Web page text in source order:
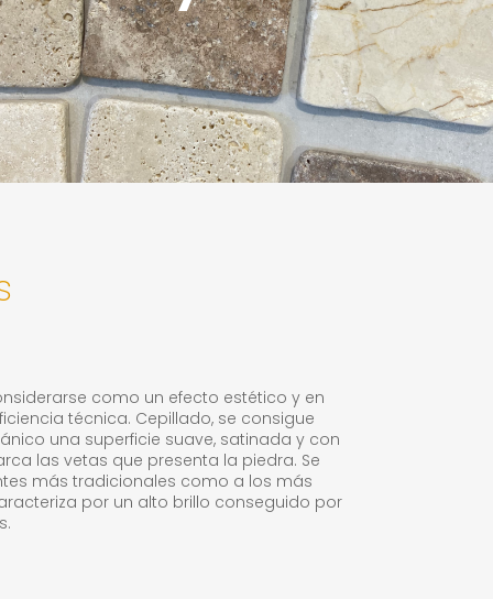
como un efecto estético y en
técnica. Cepillado, se consigue
una superficie suave, satinada y con
las vetas que presenta la piedra. Se
más tradicionales como a los más
por un alto brillo conseguido por